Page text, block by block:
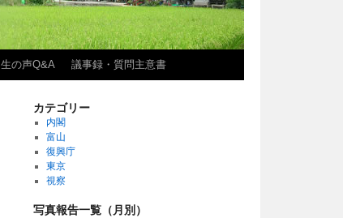
生の声Q&A 議事録・質問主意書
カテゴリー
内閣
富山
復興庁
東京
視察
写真報告一覧（月別）